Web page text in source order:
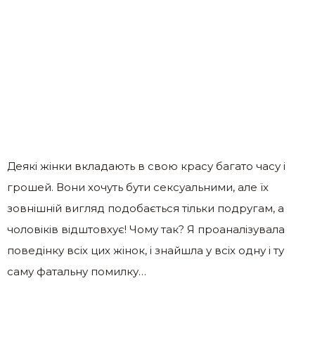
Деякі жінки вкладають в свою красу багато часу і
грошей. Вони хочуть бути сексуальними, але їх
зовнішній вигляд подобається тільки подругам, а
чоловіків відштовхує! Чому так? Я проаналізувала
поведінку всіх цих жінок, і знайшла у всіх одну і ту
саму фатальну помилку…